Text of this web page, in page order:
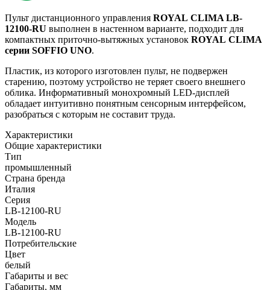
Пульт дистанционного управления ROYAL CLIMA LB-
12100-RU выполнен в настенном варианте, подходит для
компактных приточно-вытяжных установок ROYAL CLIMA
серии SOFFIO UNO.
Пластик, из которого изготовлен пульт, не подвержен
старению, поэтому устройство не теряет своего внешнего
облика. Информативный монохромный LED-дисплей
обладает интуитивно понятным сенсорным интерфейсом,
разобраться с которым не составит труда.
Характеристики
Общие характеристики
Тип
промышленный
Страна бренда
Италия
Серия
LB-12100-RU
Модель
LB-12100-RU
Потребительские
Цвет
белый
Габариты и вес
Габариты, мм